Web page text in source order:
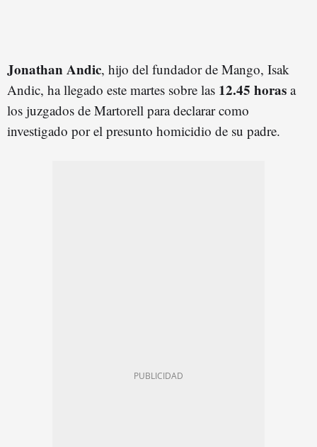
Jonathan Andic, hijo del fundador de Mango, Isak
Andic, ha llegado este martes sobre las 12.45 horas a
los juzgados de Martorell para declarar como
investigado por el presunto homicidio de su padre.